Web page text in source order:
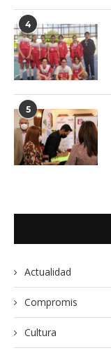
4
5
Actualidad
Compromis
Cultura